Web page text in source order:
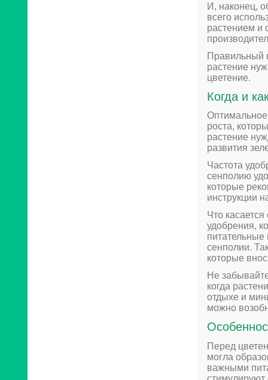
И, наконец,
всего
растением и
Правильный
растение
цветение.
Когда и
Оптимальное
роста,
растение
развития
Частота
сенполию
которые
инструкции
Что
удобрения,
сенполии.
которые
Не
когда
отдыхе и
можно
Перед
могла
важными